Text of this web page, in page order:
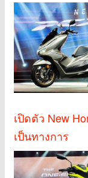
เปิดตัว New
เป็นทางการ